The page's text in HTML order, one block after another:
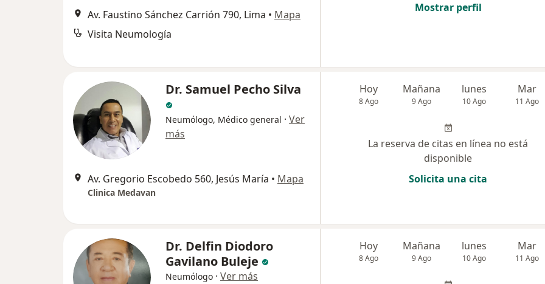
Av. Faustino Sánchez Carrión 790, Lima • Mapa
Visita Neumología
Mostrar perfil
Dr. Samuel Pecho Silva
Neumólogo, Médico general · Ver
más
Av. Gregorio Escobedo 560, Jesús María • Mapa
Clinica Medavan
Hoy
8 Ago
Mañana
9 Ago
lunes
10 Ago
Mar
11 Ago
La reserva de citas en línea no está
disponible
Solicita una cita
Dr. Delfin Diodoro
Gavilano Buleje
Neumólogo · Ver más
Hoy
8 Ago
Mañana
9 Ago
lunes
10 Ago
Mar
11 Ago